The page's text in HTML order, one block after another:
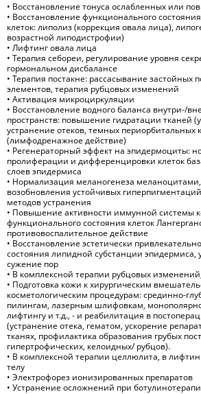
• Восстановление тонуса ослабленных или
• Восстановление функционального
клеток: липолиз (коррекция овала лица),
возрастной липодистрофии)
• Лифтинг овала лица
• Терапия себореи, регулирование уровня
гормональном дисбалансе
• Терапия постакне: рассасывание застойных
элементов, терапия рубцовых изменений
• Активация микроциркуляции
• Восстановление водного баланса внутри-/
пространств: повышение гидратации тканей
устранение отеков, темных периорбитальных
(лимфодренажное действие)
• Регенераторный эффект на эпидермоциты:
пролиферации и дифференцировки клеток
слоев эпидермиса
• Нормализация меланогенеза
возобновления устойчивых
методов устранения
• Повышение активности иммунной системы
функционального состояния клеток
противовоспалительное действие
• Восстановление эстетически
состояния липидной субстанции эпидермиса,
сужение пор
• В комплексной терапии рубцовых
• Подготовка кожи к хирургическим
косметологическим процедурам: срединно-
пилингам, лазерным шлифовкам,
лифтингу и т.д., - и реабилитация в
(устранение отека, гематом, ускорение
тканях, профилактика образования грубых
гипертрофических, келоидных/ рубцов).
• В комплексной терапии целлюлита, в
телу
• Электрофорез ионизированных препаратов
• Устранение осложнений при